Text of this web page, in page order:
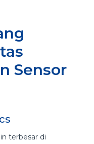
Sensor
terbesar di